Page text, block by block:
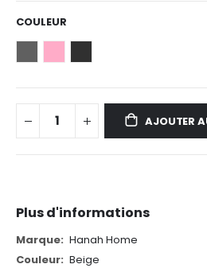
COULEUR
AJOUTER
Plus d'informations
Plus
d'informations
Hanah Home
Beige